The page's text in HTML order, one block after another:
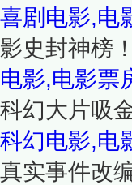
喜剧电影,电
影史封神榜
电影,电影票
科幻大片吸
科幻电影,电
真实事件改